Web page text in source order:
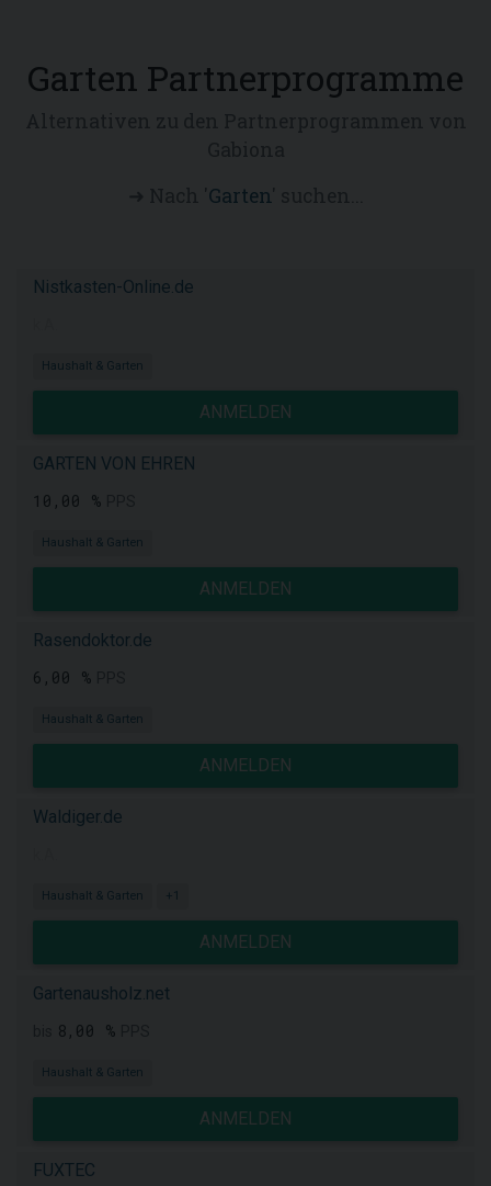
Garten Partnerprogramme
Garten' suchen...
Nistkasten-Online.de
Haushalt & Garten
ANMELDEN
GARTEN VON EHREN
10,00 %
Haushalt & Garten
ANMELDEN
Rasendoktor.de
6,00 %
Haushalt & Garten
ANMELDEN
Waldiger.de
Haushalt & Garten +1
ANMELDEN
Gartenausholz.net
8,00 %
Haushalt & Garten
ANMELDEN
FUXTEC